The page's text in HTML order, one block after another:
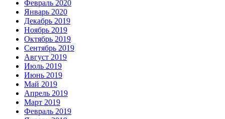
Февраль 2020
Январь 2020
Декабрь 2019
Ноябрь 2019
Октябрь 2019
Сентябрь 2019
Август 2019
Июль 2019
Июнь 2019
Май 2019
Апрель 2019
Март 2019
Февраль 2019